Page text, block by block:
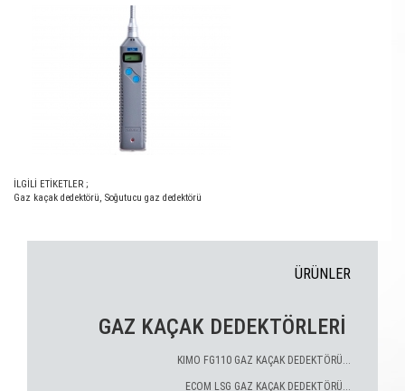
İLGİLİ ETİKETLER ;
Gaz kaçak dedektörü Soğutucu gaz dedektörü
ÜRÜNLER
GAZ KAÇAK DEDEKTÖRLERİ
KIMO FG110 GAZ KAÇAK DEDEKTÖRÜ...
ECOM LSG GAZ KAÇAK DEDEKTÖRÜ...